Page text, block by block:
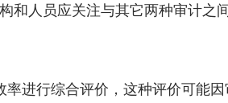
人员应关注与其它两种审计之
进行综合评价，这种评价可能因